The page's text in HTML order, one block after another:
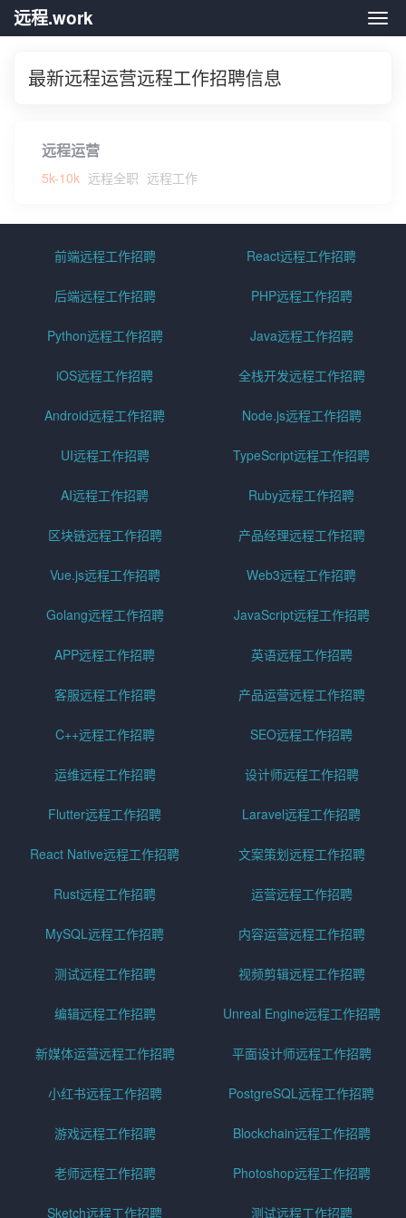
远
远程.work
最新远程运营远程工作招聘信息
远程运营
5k-10k 远程全职 远程工作
前端远程工作招聘 React远程工作招聘
后端远程工作招聘 PHP远程工作招聘
Python远程工作招聘 Java远程工作招聘
iOS远程工作招聘 全栈开发远程工作招聘
Android远程工作招聘 Node.js远程工作招聘
UI远程工作招聘 TypeScript远程工作招聘
AI远程工作招聘 Ruby远程工作招聘
区块链远程工作招聘 产品经理远程工作招聘
Vue.js远程工作招聘 Web3远程工作招聘
Golang远程工作招聘 JavaScript远程工作招聘
APP远程工作招聘 英语远程工作招聘
客服远程工作招聘 产品运营远程工作招聘
C++远程工作招聘 SEO远程工作招聘
运维远程工作招聘 设计师远程工作招聘
Flutter远程工作招聘 Laravel远程工作招聘
React Native远程工作招聘 文案策划远程工作招聘
Rust远程工作招聘 运营远程工作招聘
MySQL远程工作招聘 内容运营远程工作招聘
测试远程工作招聘 视频剪辑远程工作招聘
编辑远程工作招聘 Unreal Engine远程工作招聘
新媒体运营远程工作招聘 平面设计师远程工作招聘
小红书远程工作招聘 PostgreSQL远程工作招聘
游戏远程工作招聘 Blockchain远程工作招聘
老师远程工作招聘 Photoshop远程工作招聘
Sketch远程工作招聘 测试远程工作招聘